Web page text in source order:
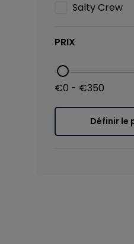
Salty Crew
PRIX
€0 - €350
Définir le